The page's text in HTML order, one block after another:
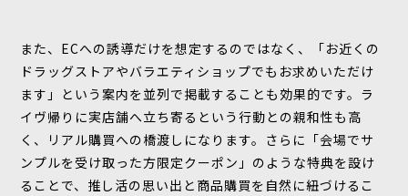
また、ECへの誘導だけを想定するのではなく、「お近くの
ドラッグストアやバラエティショップでもお求めいただけ
ます」という案内を並列で掲載することも効果的です。ラ
イヴ帰りに実店舗へ立ち寄るという行動との親和性も高
く、リアル購買への橋渡しになります。さらに「会場でサ
ンプルを受け取った方限定クーポン」のような特典を設け
ることで、推し活の思い出と商品購買を自然に紐づけるこ